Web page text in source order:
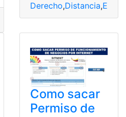
Negocios,Planeación,USFQ
Derecho,Distancia,
Como sacar
Permiso de